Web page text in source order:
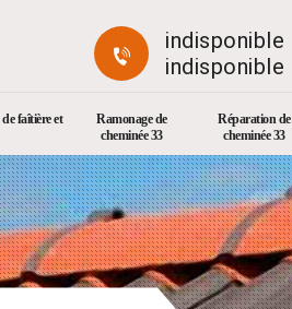
indisponible
indisponible
faîtière et
Ramonage de
cheminée 33
Réparation de
cheminée 33